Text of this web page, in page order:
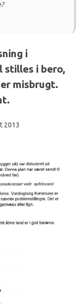
i
stilles i bero,
misbrugt.
2013